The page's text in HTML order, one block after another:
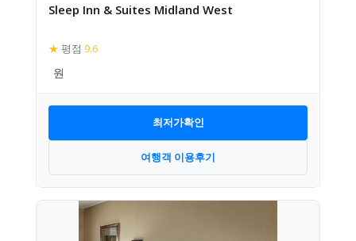
Sleep Inn & Suites Midland West
★ 평점 9.6
최저가확인
여행객 이용후기